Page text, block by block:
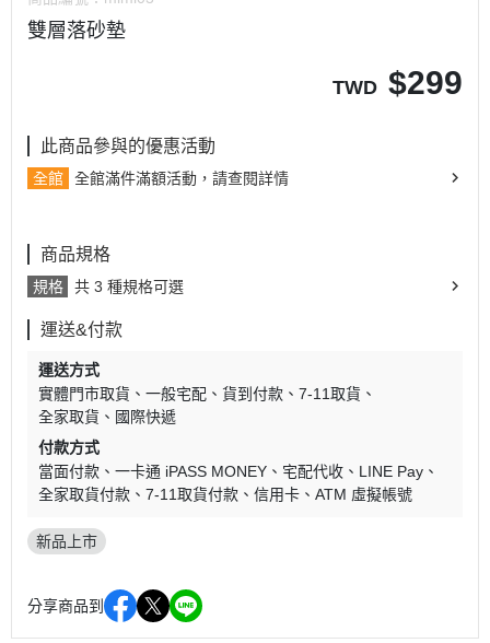
雙層落砂墊
TWD $299
此商品參與的優惠活動
全館 全館滿件滿額活動，請查閱詳情
商品規格
規格 共 3 種規格可選
運送&付款
運送方式
實體門市取貨
一般宅配 貨到付款
7-11取貨
全家取貨
國際快遞
付款方式
當面付款
一卡通 iPASS MONEY 宅配代收
LINE Pay
全家取貨付款
7-11取貨付款 信用卡 ATM 虛擬帳號
新品上市
分享商品到